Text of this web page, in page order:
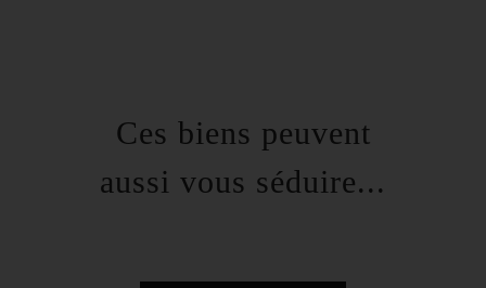
Ces biens peuvent
aussi vous séduire...